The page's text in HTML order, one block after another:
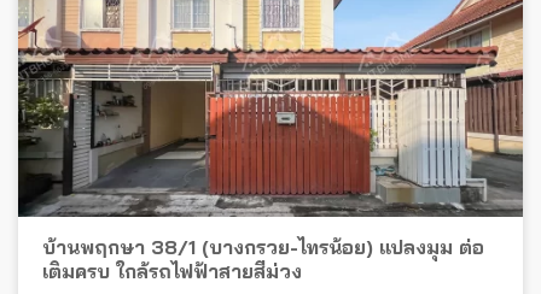
บ้านพฤกษา 38/1 (บางกรวย-ไทรน้อย) แปลงมุม ต่อ
เติมครบ ใกล้รถไฟฟ้าสายสีม่วง